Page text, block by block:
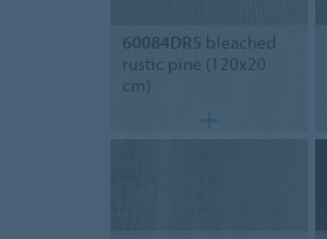
60084DR5 bleached
rustic pine (120x20
cm)